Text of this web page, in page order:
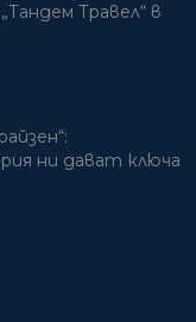
Травел“ в
ни дават ключа